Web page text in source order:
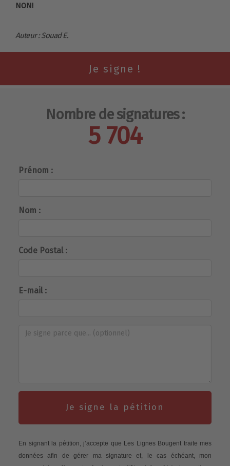
NON!
Auteur : Souad E.
Nombre de signatures :
5 704
Prénom :
Nom :
Code Postal :
E-mail :
Je signe la pétition
En signant la pétition, j’accepte que Les Lignes Bougent traite mes
données afin de gérer ma signature et, le cas échéant, mon